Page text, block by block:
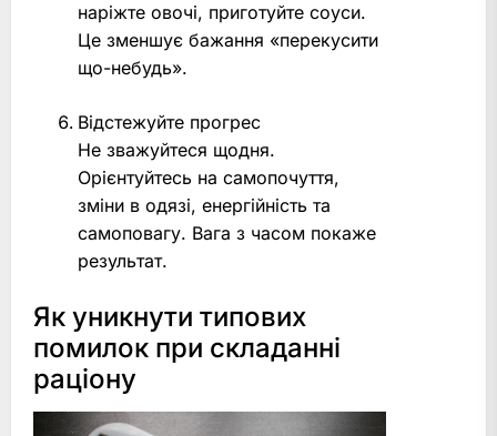
наріжте овочі, приготуйте соуси.
Це зменшує бажання «перекусити
що-небудь».
Відстежуйте прогрес
Не зважуйтеся щодня.
Орієнтуйтесь на самопочуття,
зміни в одязі, енергійність та
самоповагу. Вага з часом покаже
результат.
Як уникнути типових
помилок при складанні
раціону